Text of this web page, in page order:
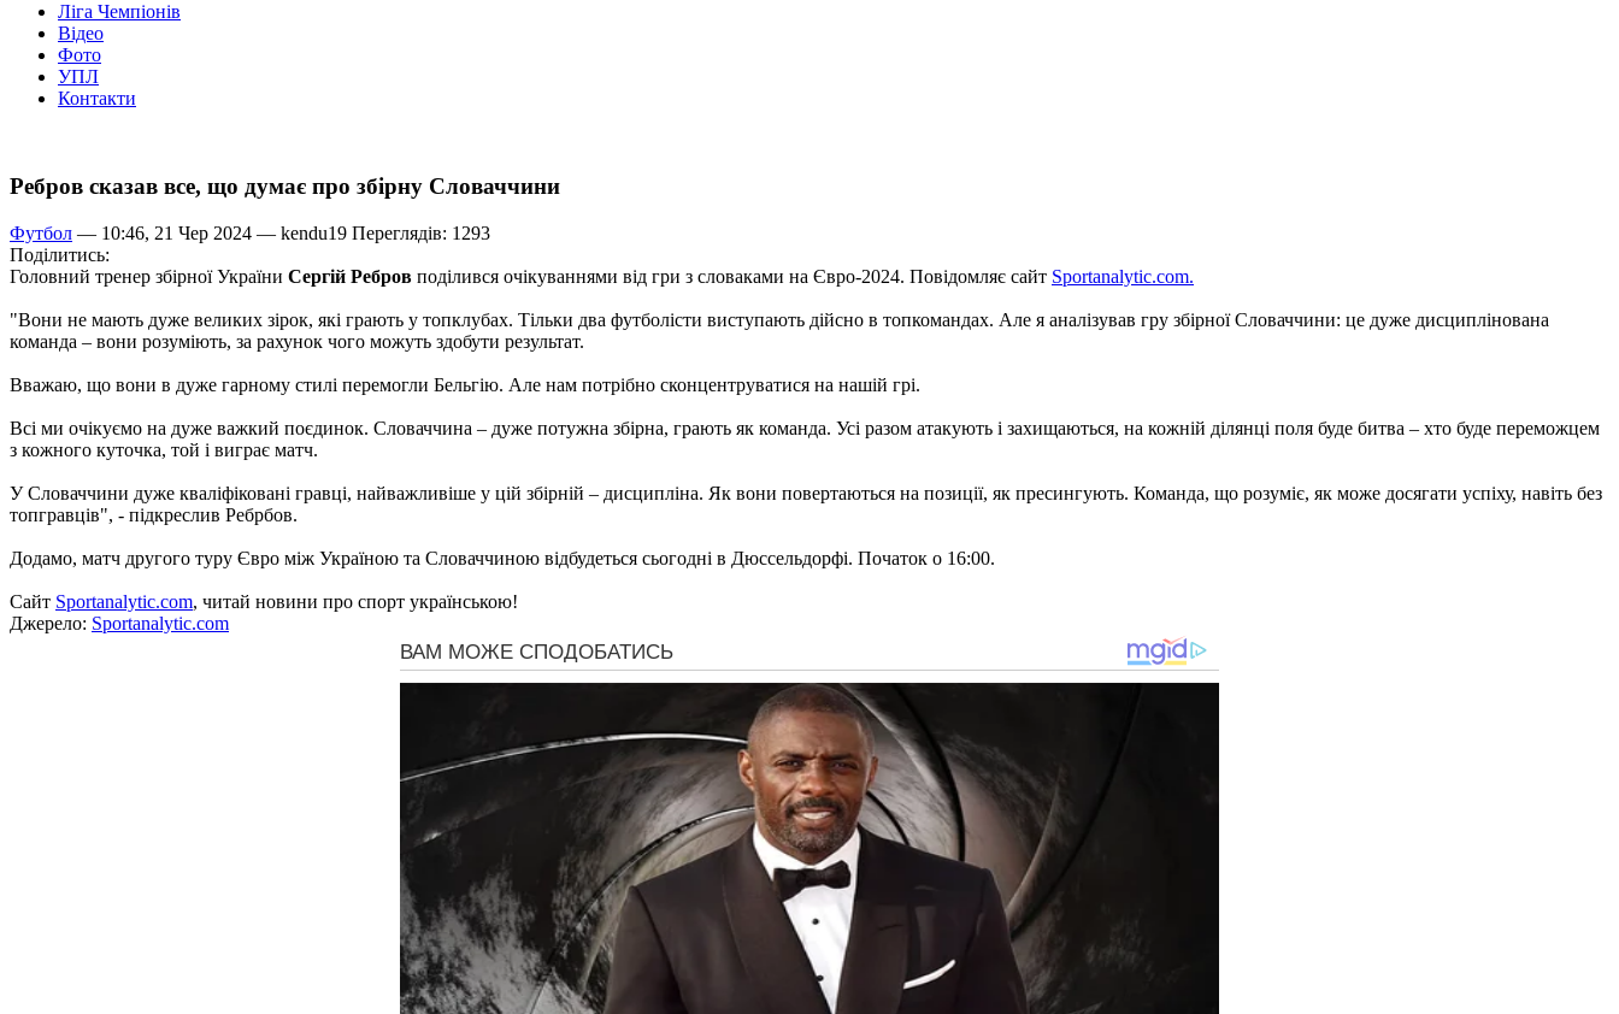
Ліга Чемпіонів
Відео
Фото
УПЛ
Контакти
Ребров сказав все, що думає про збірну Словаччини
Футбол — 10:46, 21 Чер 2024 — kendu19 Переглядів: 1293
Поділитись:
Головний тренер збірної України Сергій Ребров поділився очікуваннями від гри з словаками на Євро-2024. Повідомляє сайт Sportanalytic.com.
"Вони не мають дуже великих зірок, які грають у топклубах. Тільки два футболісти виступають дійсно в топкомандах. Але я аналізував гру збірної Словаччини: це дуже дисциплінована
команда – вони розуміють, за рахунок чого можуть здобути результат.
Вважаю, що вони в дуже гарному стилі перемогли Бельгію. Але нам потрібно сконцентруватися на нашій грі.
Всі ми очікуємо на дуже важкий поєдинок. Словаччина – дуже потужна збірна, грають як команда. Усі разом атакують і захищаються, на кожній ділянці поля буде битва – хто буде переможцем
з кожного куточка, той і виграє матч.
У Словаччини дуже кваліфіковані гравці, найважливіше у цій збірній – дисципліна. Як вони повертаються на позиції, як пресингують. Команда, що розуміє, як може досягати успіху, навіть без
топгравців", - підкреслив Ребрбов.
Додамо, матч другого туру Євро між Україною та Словаччиною відбудеться сьогодні в Дюссельдорфі. Початок о 16:00.
Сайт Sportanalytic.com, читай новини про спорт українською!
Джерело: Sportanalytic.com